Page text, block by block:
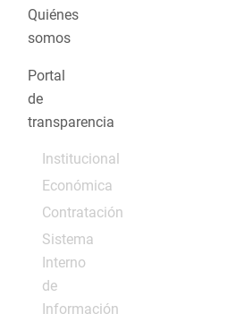
Quiénes
somos
Portal
de
transparencia
Institucional
Económica
Contratación
Sistema
Interno
de
Información